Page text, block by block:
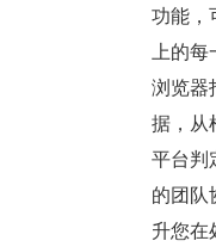
功能，
上的
浏览器
据，从
平台判
的团队
升您在